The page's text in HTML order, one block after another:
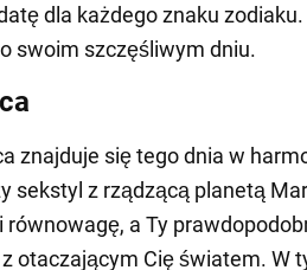
dla każdego znaku
swoim szczęśliwym dniu.
znajduje się tego dnia w
sekstyl z rządzącą planetą
a Ty
otaczającym Cię światem. W